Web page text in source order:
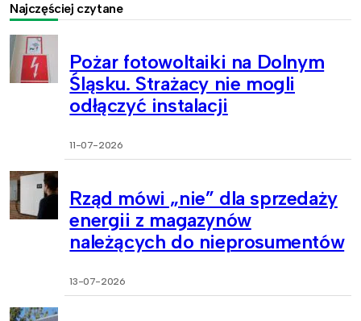
Najczęściej czytane
Pożar fotowoltaiki na Dolnym
Śląsku. Strażacy nie mogli
odłączyć instalacji
11-07-2026
Rząd mówi „nie” dla sprzedaży
energii z magazynów
należących do nieprosumentów
13-07-2026